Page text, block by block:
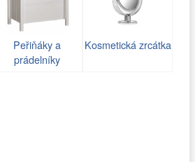
Peřiňáky a
prádelníky
Kosmetická zrcátka